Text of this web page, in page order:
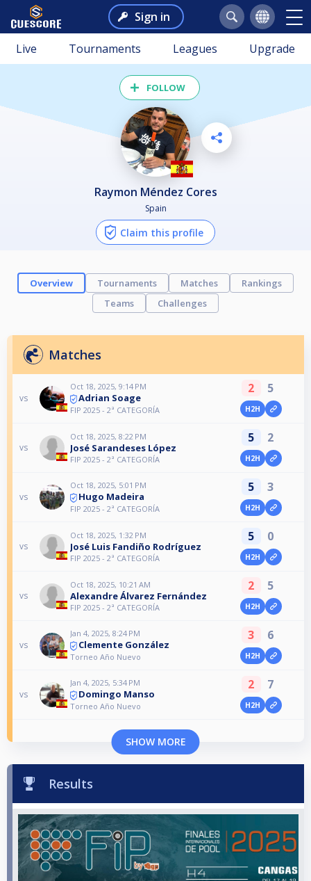
Sign in
Live Tournaments Leagues Upgrade
FOLLOW
Raymon Méndez Cores
Spain
Claim this profile
Overview Tournaments Matches
Rankings
Teams
Challenges
Matches
vs
Oct 18, 2025, 9:14 PM
Adrian Soage
FIP 2025 - 2ª CATEGORÍA
2 5
H2H
vs
Oct 18, 2025, 8:22 PM
José Sarandeses López
FIP 2025 - 2ª CATEGORÍA
5 2
H2H
vs
Oct 18, 2025, 5:01 PM
Hugo Madeira
FIP 2025 - 2ª CATEGORÍA
5 3
H2H
vs
Oct 18, 2025, 1:32 PM
José Luis Fandiño Rodríguez
FIP 2025 - 2ª CATEGORÍA
5 0
H2H
vs
Oct 18, 2025, 10:21 AM
Alexandre Álvarez Fernández
FIP 2025 - 2ª CATEGORÍA
2 5
H2H
vs
Jan 4, 2025, 8:24 PM
Clemente González
Torneo Año Nuevo
3 6
H2H
vs
Jan 4, 2025, 5:34 PM
Domingo Manso
Torneo Año Nuevo
2 7
H2H
SHOW MORE
Results